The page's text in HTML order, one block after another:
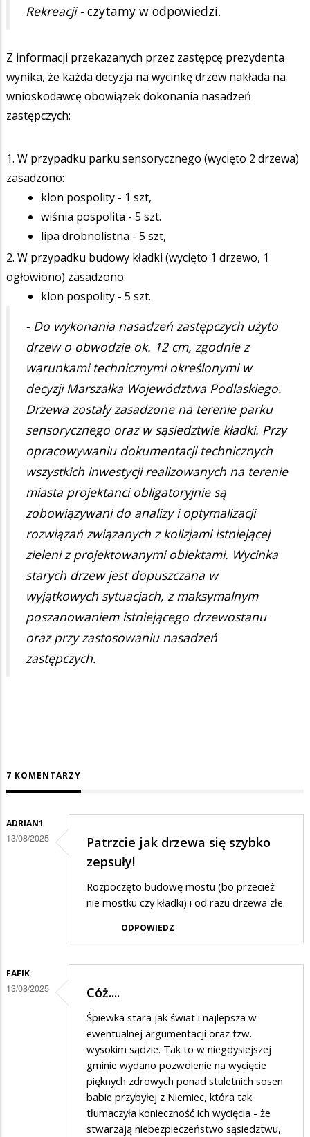
Rekreacji - czytamy w odpowiedzi.
Z informacji przekazanych przez zastępcę prezydenta
wynika, że każda decyzja na wycinkę drzew nakłada na
wnioskodawcę obowiązek dokonania nasadzeń
zastępczych:
1. W przypadku parku sensorycznego (wycięto 2 drzewa)
zasadzono:
klon pospolity - 1 szt,
wiśnia pospolita - 5 szt.
lipa drobnolistna - 5 szt,
2. W przypadku budowy kładki (wycięto 1 drzewo, 1
ogłowiono) zasadzono:
klon pospolity - 5 szt.
- Do wykonania nasadzeń zastępczych użyto
drzew o obwodzie ok. 12 cm, zgodnie z
warunkami technicznymi określonymi w
decyzji Marszałka Województwa Podlaskiego.
Drzewa zostały zasadzone na terenie parku
sensorycznego oraz w sąsiedztwie kładki. Przy
opracowywaniu dokumentacji technicznych
wszystkich inwestycji realizowanych na terenie
miasta projektanci obligatoryjnie są
zobowiązywani do analizy i optymalizacji
rozwiązań związanych z kolizjami istniejącej
zieleni z projektowanymi obiektami. Wycinka
starych drzew jest dopuszczana w
wyjątkowych sytuacjach, z maksymalnym
poszanowaniem istniejącego drzewostanu
oraz przy zastosowaniu nasadzeń
zastępczych.
7 KOMENTARZY
ADRIAN1
13/08/2025
Patrzcie jak drzewa się szybko
zepsuły!
Rozpoczęto budowę mostu (bo przecież
nie mostku czy kładki) i od razu drzewa złe.
ODPOWIEDZ
FAFIK
13/08/2025 Cóż....
Śpiewka stara jak świat i najlepsza w
ewentualnej argumentacji oraz tzw.
wysokim sądzie. Tak to w niegdysiejszej
gminie wydano pozwolenie na wycięcie
pięknych zdrowych ponad stuletnich sosen
babie przybyłej z Niemiec, która tak
tłumaczyła konieczność ich wycięcia - że
stwarzają niebezpieczeństwo sąsiedztwu,